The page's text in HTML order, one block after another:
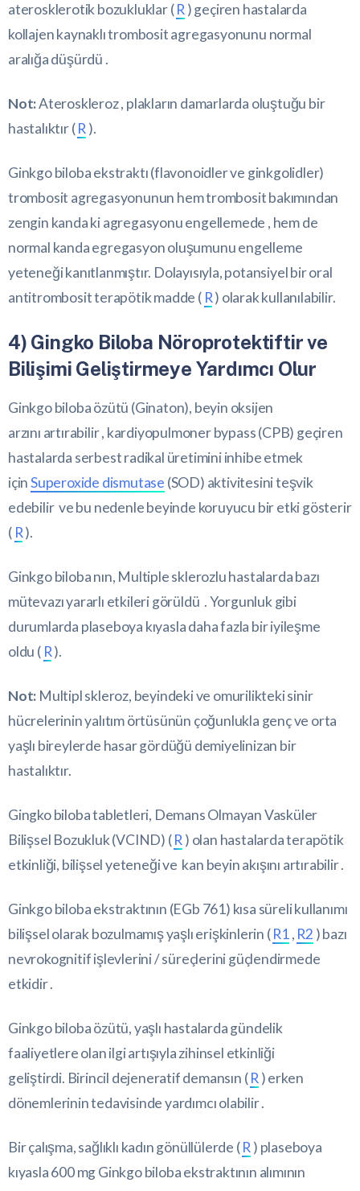
aterosklerotik bozukluklar (R ) geçiren hastalarda
kollajen kaynaklı trombosit agregasyonunu normal
aralığa düşürdü .
Not:Ateroskleroz , plakların damarlarda oluştuğu bir
hastalıktır (R ).
Ginkgo biloba ekstraktı (flavonoidler ve ginkgolidler)
trombosit agregasyonunun hem trombosit bakımından
zengin kanda ki agregasyonu engellemede , hem de
normal kanda egregasyon oluşumunu engelleme
yeteneği kanıtlanmıştır. Dolayısıyla, potansiyel bir oral
antitrombosit terapötik madde ( R) olarak kullanılabilir.
4) Gingko Biloba Nöroprotektiftir ve
Bilişimi Geliştirmeye Yardımcı Olur
Ginkgo biloba özütü (Ginaton), beyin oksijen
arzını artırabilir , kardiyopulmoner bypass (CPB) geçiren
hastalarda serbest radikal üretimini inhibe etmek
içinSuperoxide dismutase (SOD) aktivitesini teşvik
edebilir ve bu nedenle beyinde koruyucu bir etki gösterir
( R).
Ginkgo biloba nın, Multiple sklerozlu hastalarda bazı
mütevazı yararlı etkileri görüldü . Yorgunluk gibi
durumlarda plaseboya kıyasla daha fazla bir iyileşme
oldu ( R).
Not: Multipl skleroz, beyindeki ve omurilikteki sinir
hücrelerinin yalıtım örtüsünün çoğunlukla genç ve orta
yaşlı bireylerde hasar gördüğü demiyelinizan bir
hastalıktır.
Gingko biloba tabletleri, Demans Olmayan Vasküler
Bilişsel Bozukluk (VCIND) (R ) olan hastalarda terapötik
etkinliği, bilişsel yeteneği ve kan beyin akışını artırabilir .
Ginkgo biloba ekstraktının (EGb 761) kısa süreli kullanımı
bilişsel olarak bozulmamış yaşlı erişkinlerin (R1, R2 ) bazı
nevrokognitif işlevlerini / süreçlerini güçlendirmede
etkidir .
Ginkgo biloba özütü, yaşlı hastalarda gündelik
faaliyetlere olan ilgi artışıyla zihinsel etkinliği
geliştirdi. Birincil dejeneratif demansın (R ) erken
dönemlerinin tedavisinde yardımcı olabilir .
Bir çalışma, sağlıklı kadın gönüllülerde (R ) plaseboya
kıyasla 600 mg Ginkgo biloba ekstraktının alımının